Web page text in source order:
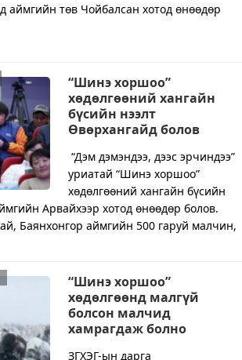
аймгийн төв Чойбалсан хотод өнөөдөр
“Шинэ хоршоо”
хөдөлгөөний хангайн
бүсийн нээлт
Өвөрхангайд болов
“Дэм дэмэндээ, дээс эрчиндээ”
уриатай “Шинэ хоршоо”
хөдөлгөөний хангайн бүсийн
Арвайхээр хотод өнөөдөр болов.
Баянхонгор аймгийн 500 гаруй малчин,
“Шинэ хоршоо”
хөдөлгөөнд малгүй
болсон малчид
хамрагдаж болно
ЗГХЭГ-ын дарга